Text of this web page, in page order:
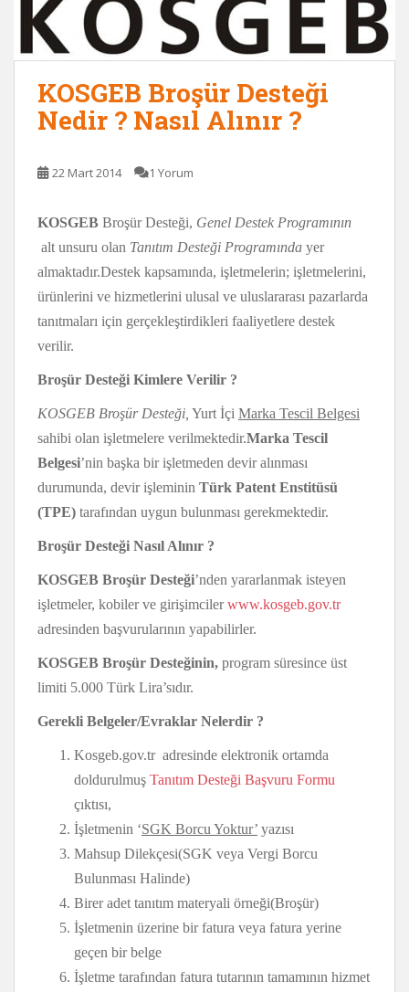
KOSGEB Broşür Desteği
Nedir ? Nasıl Alınır ?
22 Mart 2014 1 Yorum
KOSGEB Broşür Desteği, Genel Destek Programının
alt unsuru olan Tanıtım Desteği Programında yer
almaktadır.Destek kapsamında, işletmelerin; işletmelerini,
ürünlerini ve hizmetlerini ulusal ve uluslararası pazarlarda
tanıtmaları için gerçekleştirdikleri faaliyetlere destek
verilir.
Broşür Desteği Kimlere Verilir ?
KOSGEB Broşür Desteği, Yurt İçi Marka Tescil Belgesi
sahibi olan işletmelere verilmektedir.Marka Tescil
Belgesi’nin başka bir işletmeden devir alınması
durumunda, devir işleminin Türk Patent Enstitüsü
(TPE) tarafından uygun bulunması gerekmektedir.
Broşür Desteği Nasıl Alınır ?
KOSGEB Broşür Desteği’nden yararlanmak isteyen
işletmeler, kobiler ve girişimcilerwww.kosgeb.gov.tr
adresinden başvurularının yapabilirler.
KOSGEB Broşür Desteğinin, program süresince üst
limiti 5.000 Türk Lira’sıdır.
Gerekli Belgeler/Evraklar Nelerdir ?
Kosgeb.gov.tr adresinde elektronik ortamda
doldurulmuş Tanıtım Desteği Başvuru Formu
çıktısı,
İşletmenin ‘SGK Borcu Yoktur’ yazısı
Mahsup Dilekçesi(SGK veya Vergi Borcu
Bulunması Halinde)
Birer adet tanıtım materyali örneği(Broşür)
İşletmenin üzerine bir fatura veya fatura yerine
geçen bir belge
İşletme tarafından fatura tutarının tamamının hizmet